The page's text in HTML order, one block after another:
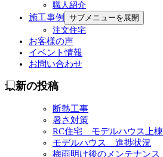
職人紹介
施工事例
サブメニューを展開
注文住宅
お客様の声
イベント情報
お問い合わせ
最新の投稿
断熱工事
暑さ対策
RC住宅 モデルハウス上棟
モデルハウス 進捗状況
梅雨明け後のメンテナンス